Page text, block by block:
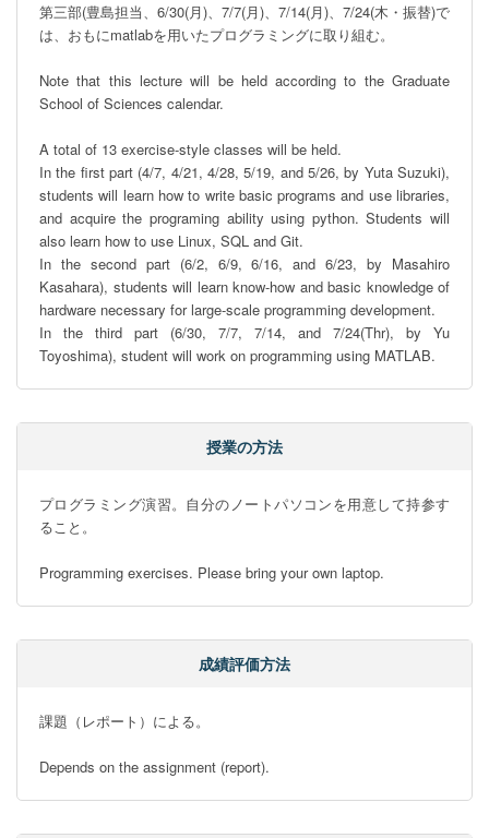
第三部(豊島担当、6/30(月)、7/7(月)、7/14(月)、7/24(木・振替)で
は、おもにmatlabを用いたプログラミングに取り組む。
Note that this lecture will be held according to the Graduate
School of Sciences calendar.
A total of 13 exercise-style classes will be held.
In the first part (4/7, 4/21, 4/28, 5/19, and 5/26, by Yuta Suzuki),
students will learn how to write basic programs and use libraries,
and acquire the programing ability using python. Students will
also learn how to use Linux, SQL and Git.
In the second part (6/2, 6/9, 6/16, and 6/23, by Masahiro
Kasahara), students will learn know-how and basic knowledge of
hardware necessary for large-scale programming development.
In the third part (6/30, 7/7, 7/14, and 7/24(Thr), by Yu
Toyoshima), student will work on programming using MATLAB.
授業の方法
プログラミング演習。自分のノートパソコンを用意して持参す
ること。
Programming exercises. Please bring your own laptop.
成績評価方法
課題（レポート）による。
Depends on the assignment (report).